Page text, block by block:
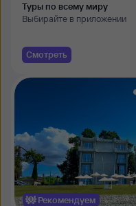
Туры по всему миру
Выбирайте в приложении
Смотреть
Рекомендуем